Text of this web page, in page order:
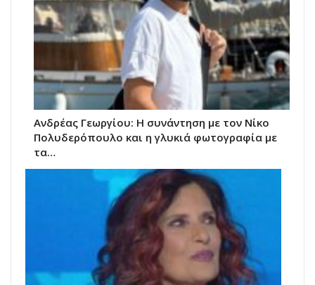
Ανδρέας Γεωργίου: Η συνάντηση με τον Νίκο
Πολυδερόπουλο και η γλυκιά φωτογραφία με
τα…